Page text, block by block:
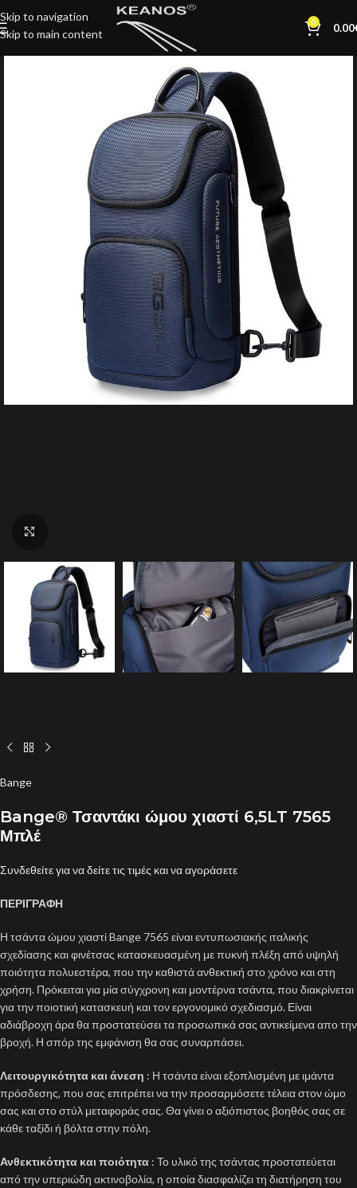
Skip to navigation
Skip to main content
0 0.00
Bange
Bange® Τσαντάκι ώμου χιαστί 6,5LT 7565
Μπλέ
Συνδεθείτε για να δείτε τις τιμές και να αγοράσετε
ΠΕΡΙΓΡΑΦΗ
Η τσάντα ώμου χιαστί Bange 7565 είναι εντυπωσιακής ιταλικής
σχεδίασης και φινέτσας κατασκευασμένη με πυκνή πλέξη από υψηλή
ποιότητα πολυεστέρα, που την καθιστά ανθεκτική στο χρόνο και στη
χρήση. Πρόκειται για μία σύγχρονη και μοντέρνα τσάντα, που διακρίνεται
για την ποιοτική κατασκευή και τον εργονομικό σχεδιασμό. Είναι
αδιάβροχη άρα θα προστατεύσει τα προσωπικά σας αντικείμενα απο την
βροχή. Η σπόρ της εμφάνιση θα σας συναρπάσει.
Λειτουργικότητα και άνεση : Η τσάντα είναι εξοπλισμένη με ιμάντα
πρόσδεσης, που σας επιτρέπει να την προσαρμόσετε τέλεια στον ώμο
σας και στο στύλ μεταφοράς σας. Θα γίνει ο αξιόπιστος βοηθός σας σε
κάθε ταξίδι ή βόλτα στην πόλη.
Ανθεκτικότητα και ποιότητα : Το υλικό της τσάντας προστατεύεται
από την υπεριώδη ακτινοβολία, η οποία διασφαλίζει τη διατήρηση του